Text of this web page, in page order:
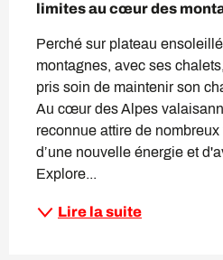
limites au cœur des
Perché sur plateau
montagnes, avec ses
pris soin de maintenir son
Au cœur des Alpes
reconnue attire de
d’une nouvelle énergie et
Explore...
Lire la suite